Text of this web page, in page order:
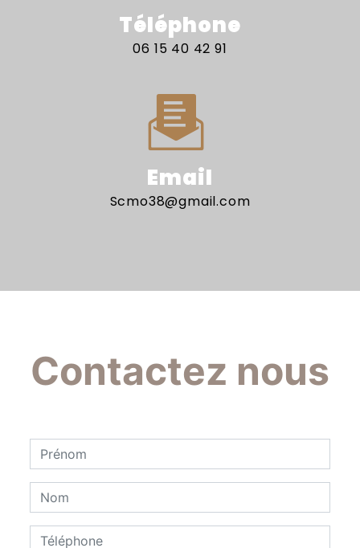
Téléphone
06 15 40 42 91
Email
scmo38@gmail.com
Contactez nous